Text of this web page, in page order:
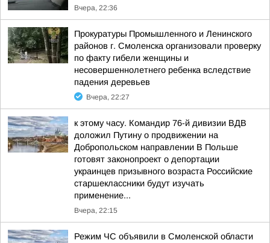
Вчера, 22:36
Прокуратуры Промышленного и Ленинского
районов г. Смоленска организовали проверку
по факту гибели женщины и
несовершеннолетнего ребенка вследствие
падения деревьев
Вчера, 22:27
к этому часу. Командир 76-й дивизии ВДВ
доложил Путину о продвижении на
Добропольском направлении В Польше
готовят законопроект о депортации
украинцев призывного возраста Российские
старшеклассники будут изучать
применение...
Вчера, 22:15
Режим ЧС объявили в Смоленской области